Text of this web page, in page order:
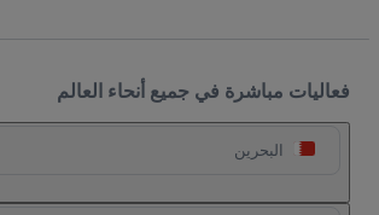
فعاليات مباشرة في جميع أنحاء العالم
البحرين